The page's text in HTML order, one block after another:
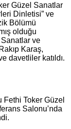
Güzel Sanatlar
Dinletisi” ve
Bölümü
olduğu
ve
Karaş,
davetliler katıldı.
Fethi Toker Güzel
Salonu’nda